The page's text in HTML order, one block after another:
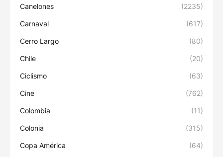
Canelones (2235)
Carnaval (617)
Cerro Largo (80)
Chile (20)
Ciclismo (63)
Cine (762)
Colombia (11)
Colonia (315)
Copa América (64)